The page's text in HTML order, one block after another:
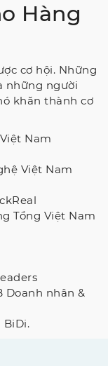
Hàng
cơ hội. Những
những người
khăn thành cơ
Nam
Việt Nam
Tổng Việt Nam
Doanh nhân &
BiDi.